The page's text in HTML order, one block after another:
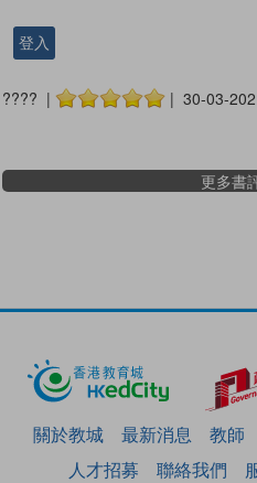
登入
???? | | 30-03-
更多書
關於教城 最新消息 教師
人才招募
聯絡我們